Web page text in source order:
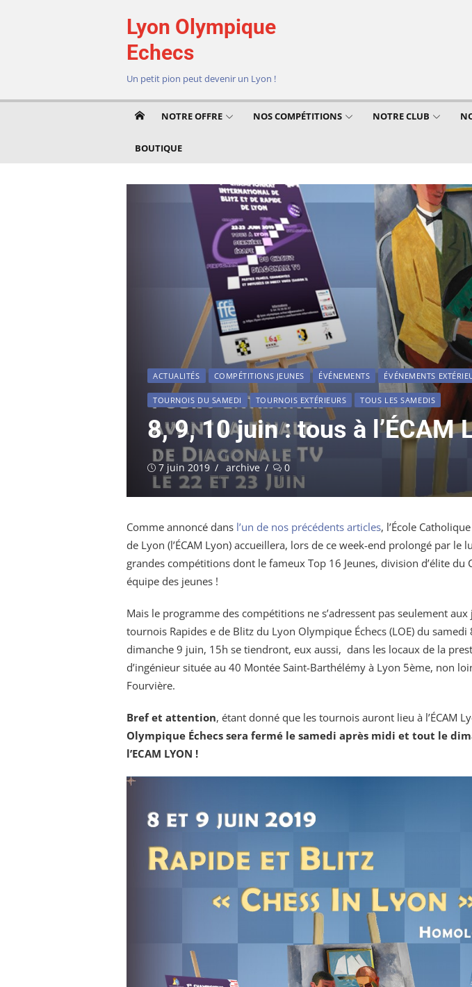
Lyon Olympique
Echecs
Un petit pion peut devenir un Lyon !
NOTRE OFFRE NOS COMPÉTITIONS NOTRE CLUB
BOUTIQUE
ACTUALITÉS COMPÉTITIONS JEUNES ÉVÉNEMENTS ÉVÉNEMENTS
TOURNOIS DU SAMEDI TOURNOIS EXTÉRIEURS TOUS LES SAMEDIS
8, 9, 10 juin : tous à l’ÉCAM
Publié
7 juin 2019 Auteur/autrice
archive 0
Comme annoncé dans l’un de nos précédents articles, l’École
de Lyon (l’ÉCAM Lyon) accueillera, lors de ce week-end prolongé par le
grandes compétitions dont le fameux Top 16 Jeunes, division d’élite du
équipe des jeunes !
Mais le programme des compétitions ne s’adressent pas seulement aux
tournois Rapides e de Blitz du Lyon Olympique Échecs (LOE) du
dimanche 9 juin, 15h se tiendront, eux aussi, dans les locaux de la
d’ingénieur située au 40 Montée Saint-Barthélémy à Lyon 5ème, non
Fourvière.
Bref et attention, étant donné que les tournois auront lieu à l’ÉCAM
Olympique Échecs sera fermé le samedi après midi et tout le
l’ECAM LYON !